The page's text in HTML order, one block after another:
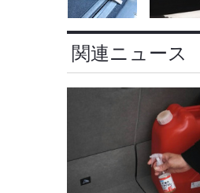
関連ニュース